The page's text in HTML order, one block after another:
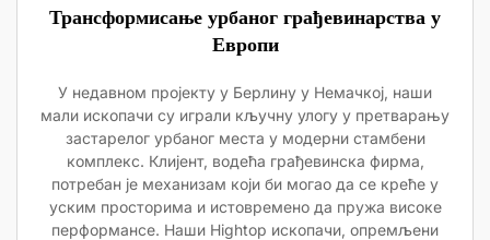
Трансформисање урбаног грађевинарства у
Европи
У недавном пројекту у Берлину у Немачкој, наши
мали ископачи су играли кључну улогу у претварању
застарелог урбаног места у модерни стамбени
комплекс. Клијент, водећа грађевинска фирма,
потребан је механизам који би могао да се креће у
уским просторима и истовремено да пружа високе
перформансе. Наши Hightop ископачи, опремљени